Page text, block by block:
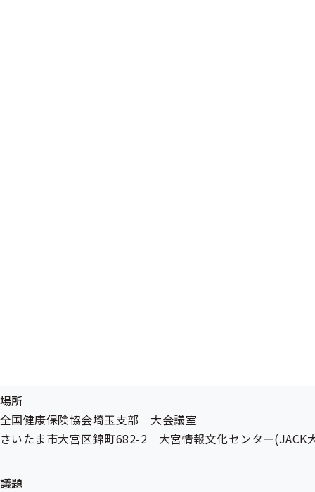
令和5年度 第4回埼玉支部評議会
標記につきましては、下記のとおり開催することとなりま
令和5年12月8日（金）15：00～16：30（受付は、14：45
場所
全国健康保険協会埼玉支部 大会議室
さいたま市大宮区錦町682-2 大宮情報文化センター(JACK
議題